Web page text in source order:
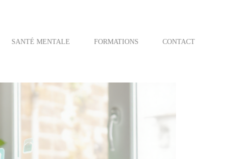
SANTÉ MENTALE FORMATIONS CONTACT